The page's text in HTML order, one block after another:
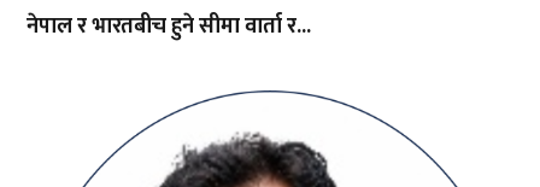
नेपाल र भारतबीच हुने सीमा वार्ता र...